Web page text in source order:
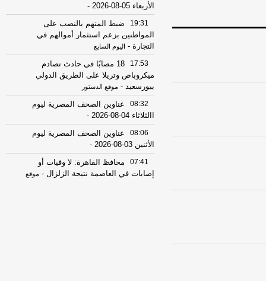
الأربعاء 05-08-2026
-
19:31
ضبط المتهم بالنصب على
المواطنين بزعم استثمار أموالهم في
التجارة - اليوم السابع
17:53
18 مصابًا في حادث تصادم
ميكروباص وتريلا على الطريق الدولي
ببورسعيد - موقع الدستور
08:32
عناوين الصحف المصرية ليوم
االثلاثاء 04-08-2026
-
08:06
عناوين الصحف المصرية ليوم
الأثنين 03-08-2026
-
07:41
محافظ القاهرة: لا وفيات أو
إصابات في العاصمة نتيجة الزلزال - موقع